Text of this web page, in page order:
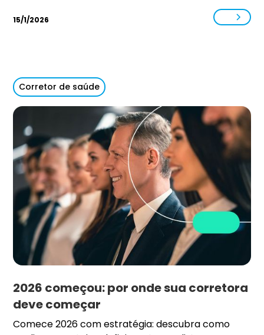
15/1/2026
Corretor de saúde
2026 começou: por onde sua corretora
deve começar
Comece 2026 com estratégia: descubra como